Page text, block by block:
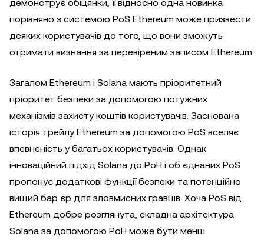
демонструє обіцянки, її відносно одна новинка
порівняно з системою PoS Ethereum може призвести
деяких користувачів до того, що вони зможуть
отримати визнання за перевіреним записом Ethereum.
Загалом Ethereum і Solana мають пріоритетний
пріоритет безпеки за допомогою потужних
механізмів захисту коштів користувачів. Заснована
історія трейлу Ethereum за допомогою PoS вселяє
впевненість у багатьох користувачів. Однак
інноваційний підхід Solana до PoH і об єднаних PoS
пропонує додаткові функції безпеки та потенційно
вищий бар єр для зловмисних гравців. Хоча PoS від
Ethereum добре розглянута, складна архітектура
Solana за допомогою PoH може бути менш